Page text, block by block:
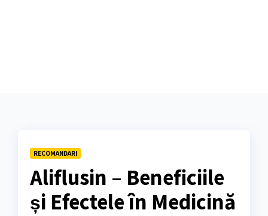
RECOMANDARI
Aliflusin – Beneficiile
și Efectele în Medicină